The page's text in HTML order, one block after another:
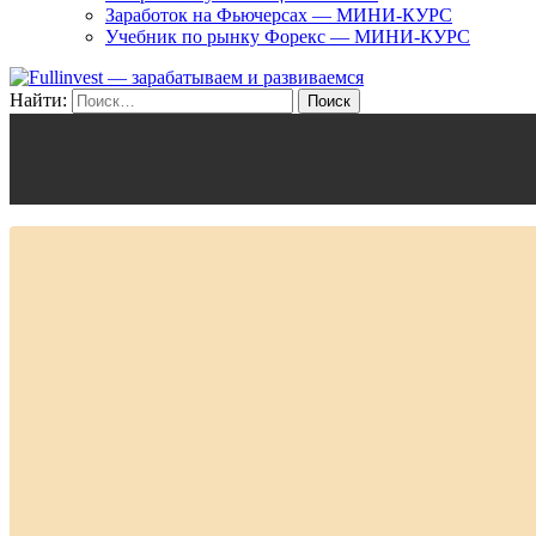
Заработок на Фьючерсах — МИНИ-КУРС
Учебник по рынку Форекс — МИНИ-КУРС
Найти: